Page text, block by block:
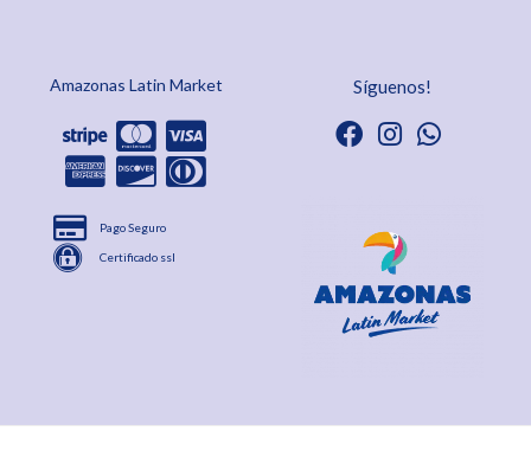
Amazonas Latin Market
Pago Seguro
Certificado ssl
Síguenos!